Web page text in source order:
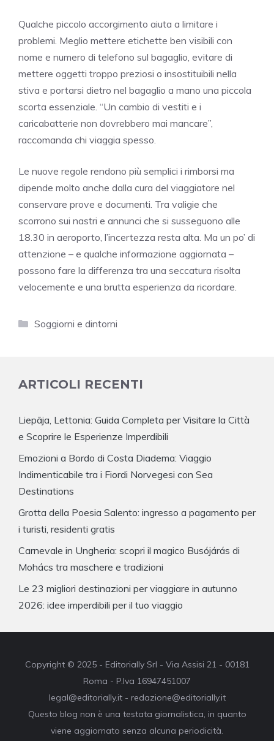
Qualche piccolo accorgimento aiuta a limitare i
problemi. Meglio mettere etichette ben visibili con
nome e numero di telefono sul bagaglio, evitare di
mettere oggetti troppo preziosi o insostituibili nella
stiva e portarsi dietro nel bagaglio a mano una piccola
scorta essenziale. “Un cambio di vestiti e i
caricabatterie non dovrebbero mai mancare”,
raccomanda chi viaggia spesso.
Le nuove regole rendono più semplici i rimborsi ma
dipende molto anche dalla cura del viaggiatore nel
conservare prove e documenti. Tra valigie che
scorrono sui nastri e annunci che si susseguono alle
18.30 in aeroporto, l’incertezza resta alta. Ma un po’ di
attenzione – e qualche informazione aggiornata –
possono fare la differenza tra una seccatura risolta
velocemente e una brutta esperienza da ricordare.
Categorie
Soggiorni e dintorni
ARTICOLI RECENTI
Liepāja, Lettonia: Guida Completa per Visitare la Città
e Scoprire le Esperienze Imperdibili
Emozioni a Bordo di Costa Diadema: Viaggio
Indimenticabile tra i Fiordi Norvegesi con Sea
Destinations
Grotta della Poesia Salento: ingresso a pagamento per
i turisti, residenti gratis
Carnevale in Ungheria: scopri il magico Busójárás di
Mohács tra maschere e tradizioni
Le 23 migliori destinazioni per viaggiare in autunno
2026: idee imperdibili per il tuo viaggio
Copyright © 2025 - Editorially Srl - Via Assisi 21 - 00181
Roma - P.Iva 16947451007
legal@editorially.it - redazione@editorially.it
Questo blog non è una testata giornalistica, in quanto
viene aggiornato senza alcuna periodicità.